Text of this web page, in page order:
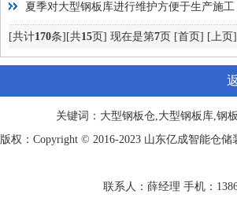
夏季对大型钢板库进行维护方便于生产施工
[共计170条][共15页] 现在是第7页 [首页] [上页]
关键词：大型钢板仓,大型钢板库,钢
版权：Copyright © 2016-2023 山东亿成智能仓储
联系人：薛经理 手机：